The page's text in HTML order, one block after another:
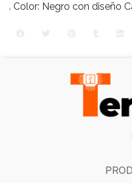
. Color: Negro con diseño